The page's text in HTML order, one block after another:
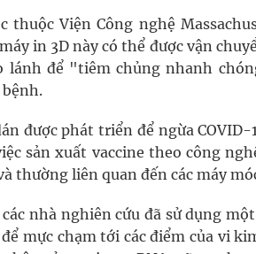
thuộc Viện Công nghệ
in 3D này có thể được vận
lánh để "tiêm chủng nhanh
được phát triển để ngừa
sản xuất vaccine theo công
thường liên quan đến các máy
nhà nghiên cứu đã sử dụng
mực chạm tới các điểm của vi